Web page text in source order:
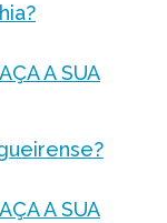
A SUA
A SUA